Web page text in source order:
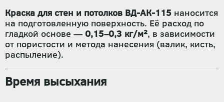
Краска для стен и потолков ВД-АК-115 наносится
на подготовленную поверхность. Её расход по
гладкой основе — 0,15–0,3 кг/м², в зависимости
от пористости и метода нанесения (валик, кисть,
распыление).
Время высыхания